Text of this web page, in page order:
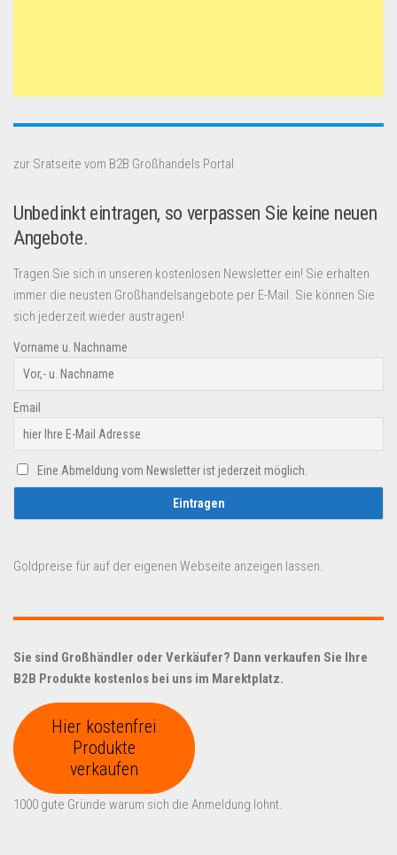
zur Sratseite vom B2B Großhandels Portal
Unbedinkt eintragen, so verpassen Sie keine neuen
Angebote.
Tragen Sie sich in unseren kostenlosen Newsletter ein! Sie erhalten
immer die neusten Großhandelsangebote per E-Mail. Sie können Sie
sich jederzeit wieder austragen!
Vorname u. Nachname
Email
Eine Abmeldung vom Newsletter ist jederzeit möglich.
Goldpreise für auf der eigenen Webseite anzeigen lassen.
Sie sind Großhändler oder Verkäufer? Dann verkaufen Sie Ihre
B2B Produkte kostenlos bei uns im Marektplatz.
Hier kostenfrei
Produkte
verkaufen
1000 gute Gründe warum sich die Anmeldung lohnt.